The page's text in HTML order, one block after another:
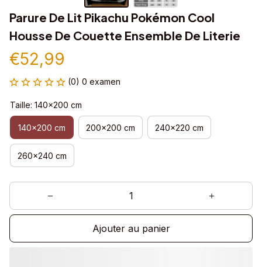
Parure De Lit Pikachu Pokémon Cool
Housse De Couette Ensemble De Literie
€52,99
(0) 0 examen
Taille: 140x200 cm
140x200 cm 200x200 cm 240x220 cm
260x240 cm
Ajouter au panier